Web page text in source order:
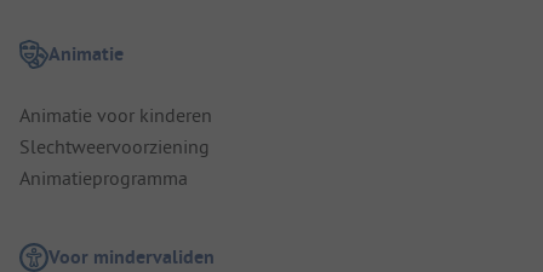
Animatie
Animatie voor kinderen
Slechtweervoorziening
Animatieprogramma
Voor mindervaliden